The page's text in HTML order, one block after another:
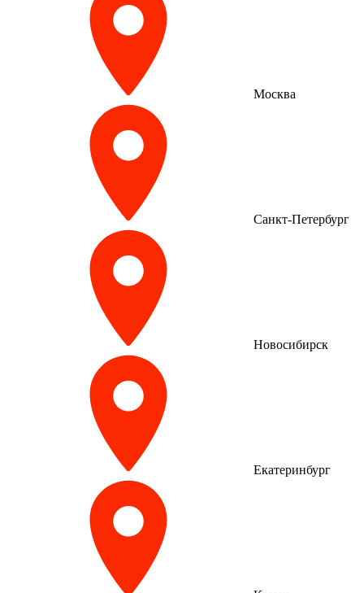
Москва
Санкт-Петербург
Новосибирск
Екатеринбург